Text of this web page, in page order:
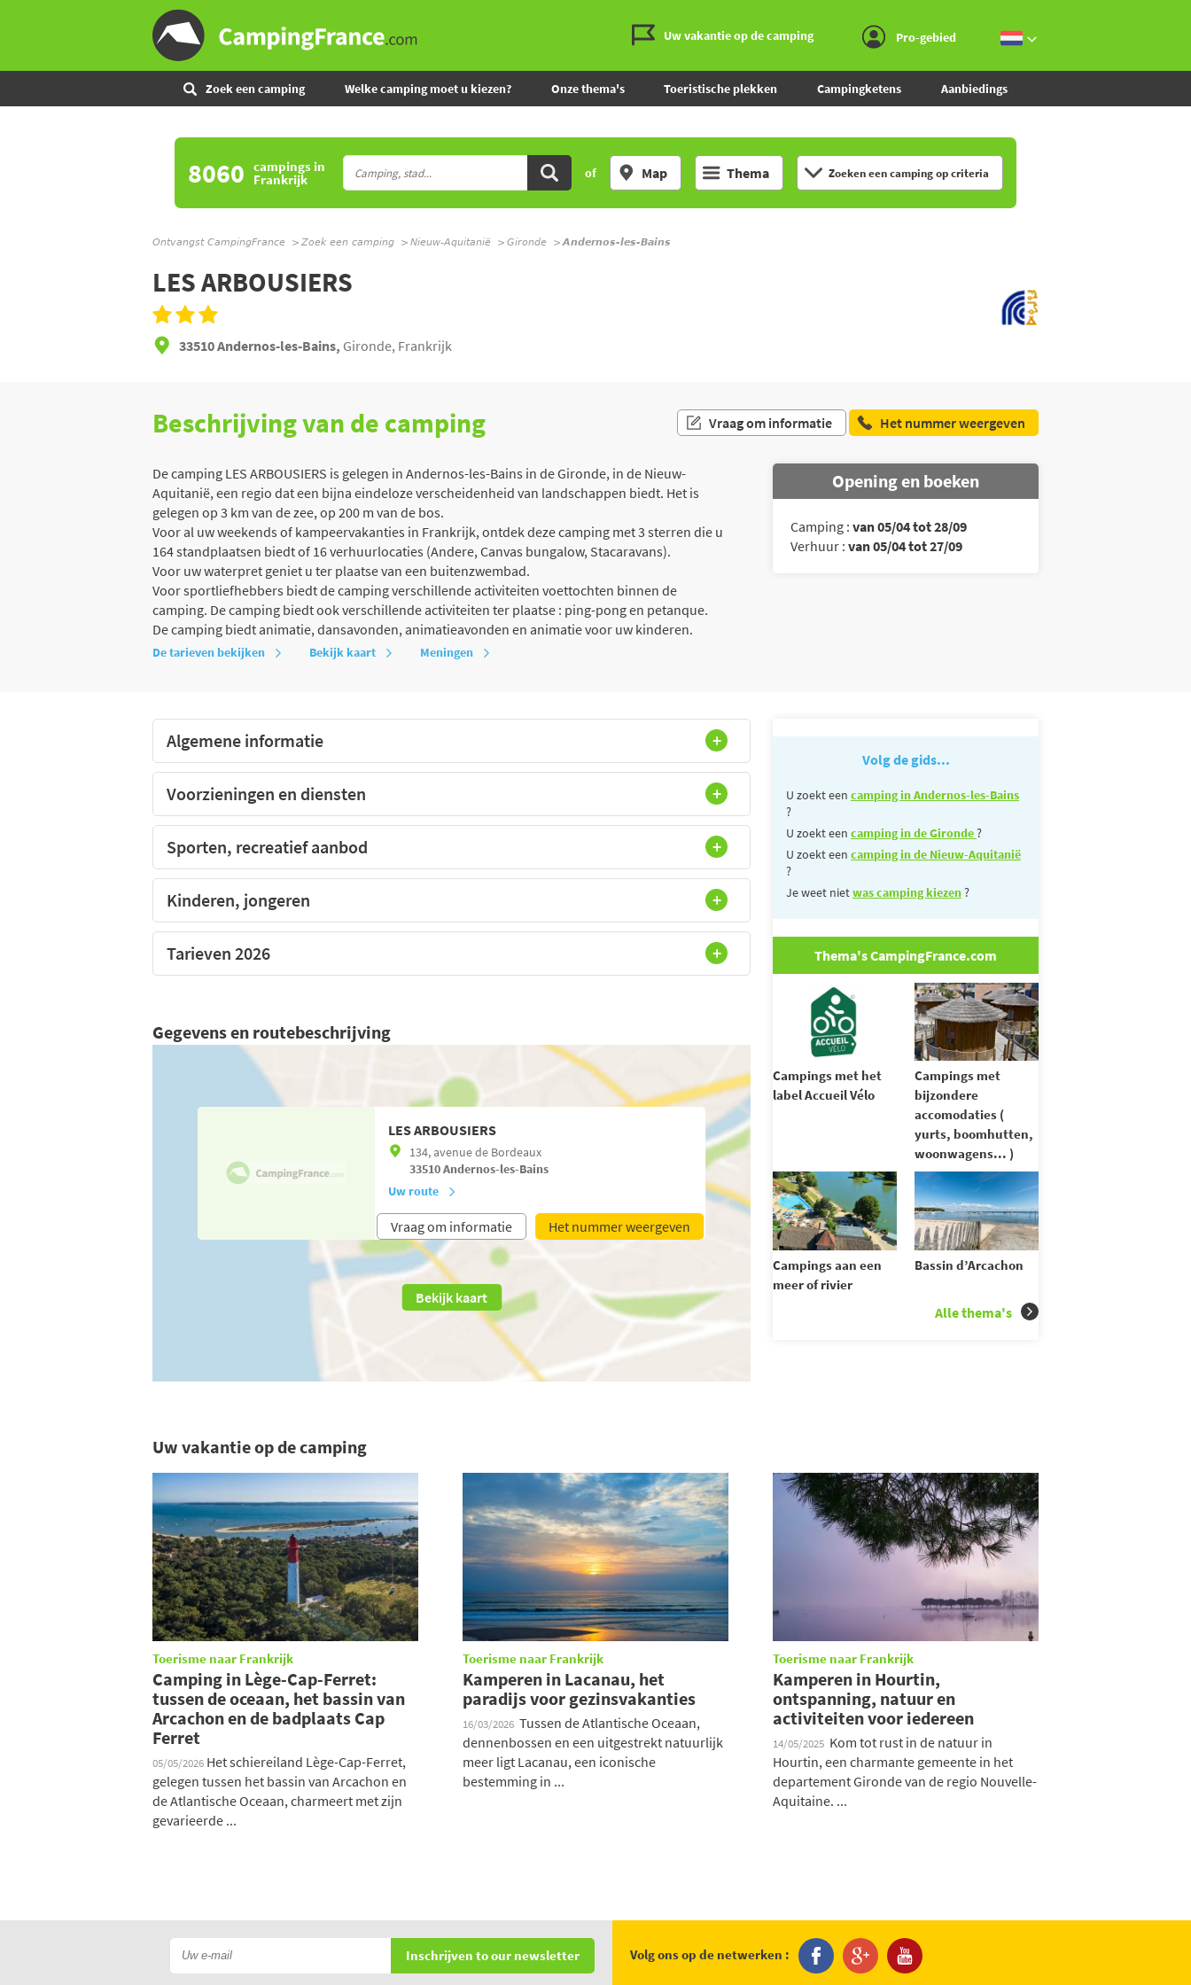
Uw vakantie op de camping Pro-gebied
Zoek een camping Welke camping moet u kiezen? Onze thema's Toeristische plekken Campingketens Aanbiedings
8060 campingsin
Frankrijk of Map Thema Zoeken een camping op criteria
Ontvangst CampingFrance Zoek een camping Nieuw-Aquitanië Gironde Andernos-les-Bains
LES ARBOUSIERS
33510 Andernos-les-Bains, Gironde, Frankrijk
Beschrijving van de camping Vraag om informatie Het nummer weergeven
De camping LES ARBOUSIERS is gelegen in Andernos-les-Bains in de Gironde, in de Nieuw-
Aquitanië, een regio dat een bijna eindeloze verscheidenheid van landschappen biedt. Het is
gelegen op 3 km van de zee, op 200 m van de bos.
Voor al uw weekends of kampeervakanties in Frankrijk, ontdek deze camping met 3 sterren die u
164 standplaatsen biedt of 16 verhuurlocaties (Andere, Canvas bungalow, Stacaravans).
Voor uw waterpret geniet u ter plaatse van een buitenzwembad.
Voor sportliefhebbers biedt de camping verschillende activiteiten voettochten binnen de
camping. De camping biedt ook verschillende activiteiten ter plaatse : ping-pong en petanque.
De camping biedt animatie, dansavonden, animatieavonden en animatie voor uw kinderen.
Opening en boeken
Camping : van 05/04 tot 28/09
Verhuur : van 05/04 tot 27/09
De tarieven bekijken Bekijk kaart Meningen
Algemene informatie
Voorzieningen en diensten
Sporten, recreatief aanbod
Kinderen, jongeren
Tarieven 2026
Gegevens en routebeschrijving
LES ARBOUSIERS
134, avenue de Bordeaux
33510Andernos-les-Bains
Uw route
Vraag om informatie Het nummer weergeven
Bekijk kaart
Volg de gids...
U zoekt een camping in Andernos-les-Bains
?
U zoekt een camping in de Gironde?
U zoekt een camping in de Nieuw-Aquitanië
?
Je weet nietwas camping kiezen?
Thema's CampingFrance.com
Campings met het
label Accueil Vélo
Campings met
bijzondere
accomodaties (
yurts, boomhutten,
woonwagens... )
Campings aan een
meer of rivier
Bassin d’Arcachon
Alle thema's
Uw vakantie op de camping
Toerisme naar Frankrijk
Camping in Lège-Cap-Ferret:
tussen de oceaan, het bassin van
Arcachon en de badplaats Cap
Ferret
05/05/2026 Het schiereiland Lège-Cap-Ferret,
gelegen tussen het bassin van Arcachon en
de Atlantische Oceaan, charmeert met zijn
gevarieerde ...
Toerisme naar Frankrijk
Kamperen in Lacanau, het
paradijs voor gezinsvakanties
16/03/2026 Tussen de Atlantische Oceaan,
dennenbossen en een uitgestrekt natuurlijk
meer ligt Lacanau, een iconische
bestemming in ...
Toerisme naar Frankrijk
Kamperen in Hourtin,
ontspanning, natuur en
activiteiten voor iedereen
14/05/2025 Kom tot rust in de natuur in
Hourtin, een charmante gemeente in het
departement Gironde van de regio Nouvelle-
Aquitaine. ...
Inschrijven to our newsletter Volg ons op de netwerken :